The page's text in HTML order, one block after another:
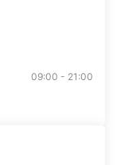
09:00 - 21:00